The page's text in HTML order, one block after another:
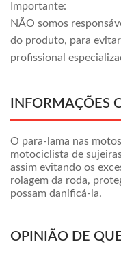
Importante:
NÃO somos
do produto, para
profissional
INFORMAÇÕES
O para-lama nas
motociclista de
assim evitando os
rolagem da roda,
possam danificá-la.
OPINIÃO DE